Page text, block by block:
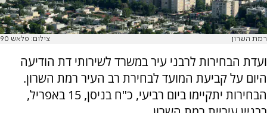
רמת השרון צילום: פלאש 90
ועדת הבחירות לרבני עיר במשרד לשירותי דת הודיעה
היום על קביעת המועד לבחירת רב העיר רמת השרון.
הבחירות יתקיימו ביום רביעי, כ"ח בניסן, 15 באפריל,